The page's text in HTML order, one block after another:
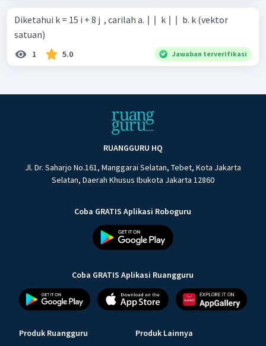
Diketahui k = 15 i + 8 j ​ , carilah a. ∣ ∣ ​ k ∣ ∣ ​ b. k (vektor
satuan)
1 5.0 Jawaban terverifikasi
RUANGGURU HQ
Jl. Dr. Saharjo No.161, Manggarai Selatan, Tebet, Kota Jakarta
Selatan, Daerah Khusus Ibukota Jakarta 12860
Coba GRATIS Aplikasi Roboguru
Coba GRATIS Aplikasi Ruangguru
Produk Ruangguru Produk Lainnya